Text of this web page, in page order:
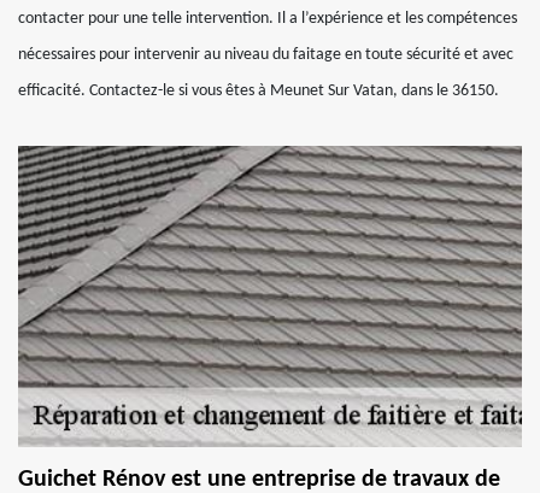
contacter pour une telle intervention. Il a l’expérience et les compétences
nécessaires pour intervenir au niveau du faitage en toute sécurité et avec
efficacité. Contactez-le si vous êtes à Meunet Sur Vatan, dans le 36150.
Guichet Rénov est une entreprise de travaux de